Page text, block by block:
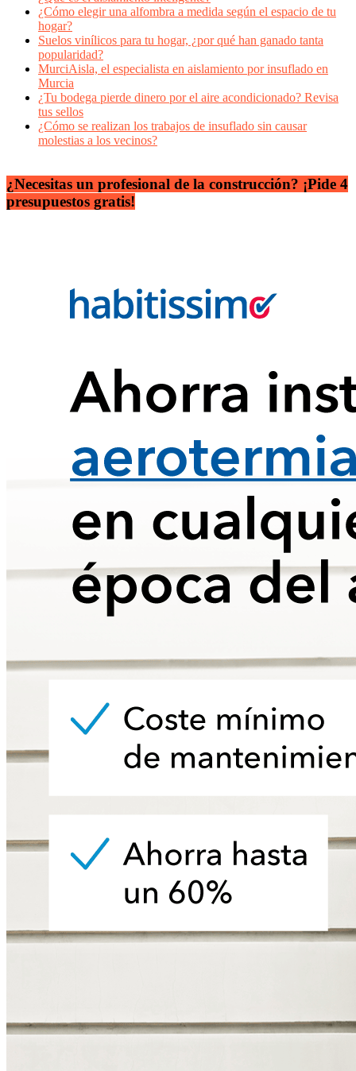
¿Cómo elegir una alfombra a medida según el espacio de tu
hogar?
Suelos vinílicos para tu hogar, ¿por qué han ganado tanta
popularidad?
MurciAisla, el especialista en aislamiento por insuflado en
Murcia
¿Tu bodega pierde dinero por el aire acondicionado? Revisa
tus sellos
¿Cómo se realizan los trabajos de insuflado sin causar
molestias a los vecinos?
¿Necesitas un profesional de la construcción? ¡Pide 4
presupuestos gratis!